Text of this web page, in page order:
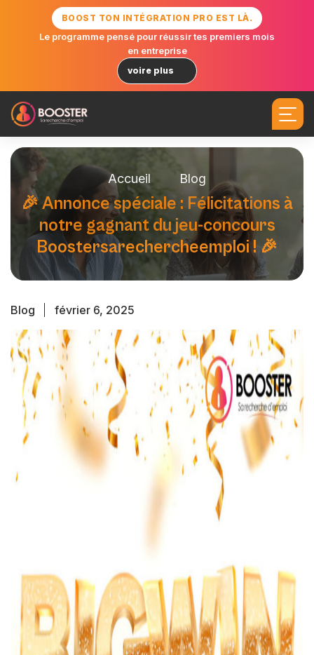
BOOST TON INTÉGRATION PRO EST LÀ.
Le programme pensé pour réussir tes premiers mois
en entreprise
voire plus
Accueil Blog
🎉Annoncespéciale : Félicitations à
notre gagnant du jeu-concours
Boostersarechercheemploi ! 🎉
Blog février 6, 2025